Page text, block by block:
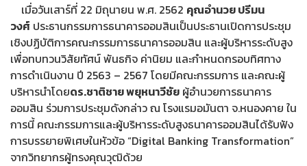
เมื่อวันเสาร์ที่ 22 มิถุนายน พ.ศ. 2562 คุณอำนวย ปรีมน
วงศ์ ประธานกรรมการธนาคารออมสินเป็นประธานเปิดการประชุม
เชิงปฏิบัติการคณะกรรมการธนาคารออมสิน และผู้บริหารระดับสูง
เพื่อทบทวนวิสัยทัศน์ พันธกิจ ค่านิยม และกำหนดกรอบทิศทาง
การดำเนินงาน ปี 2563 – 2567 โดยมีคณะกรรมการ และคณะผู้
บริหารนำโดยดร.ชาติชาย พยุหนาวีชัย ผู้อำนวยการธนาคาร
ออมสิน ร่วมการประชุมดังกล่าว ณ โรงแรมอมันตา จ.หนองคาย ใน
การนี้ คณะกรรมการและผู้บริหารระดับสูงธนาคารออมสินได้รับฟัง
การบรรยายพิเศษในหัวข้อ “Digital Banking Transformation”
จากวิทยากรผู้ทรงคุณวุฒิด้วย